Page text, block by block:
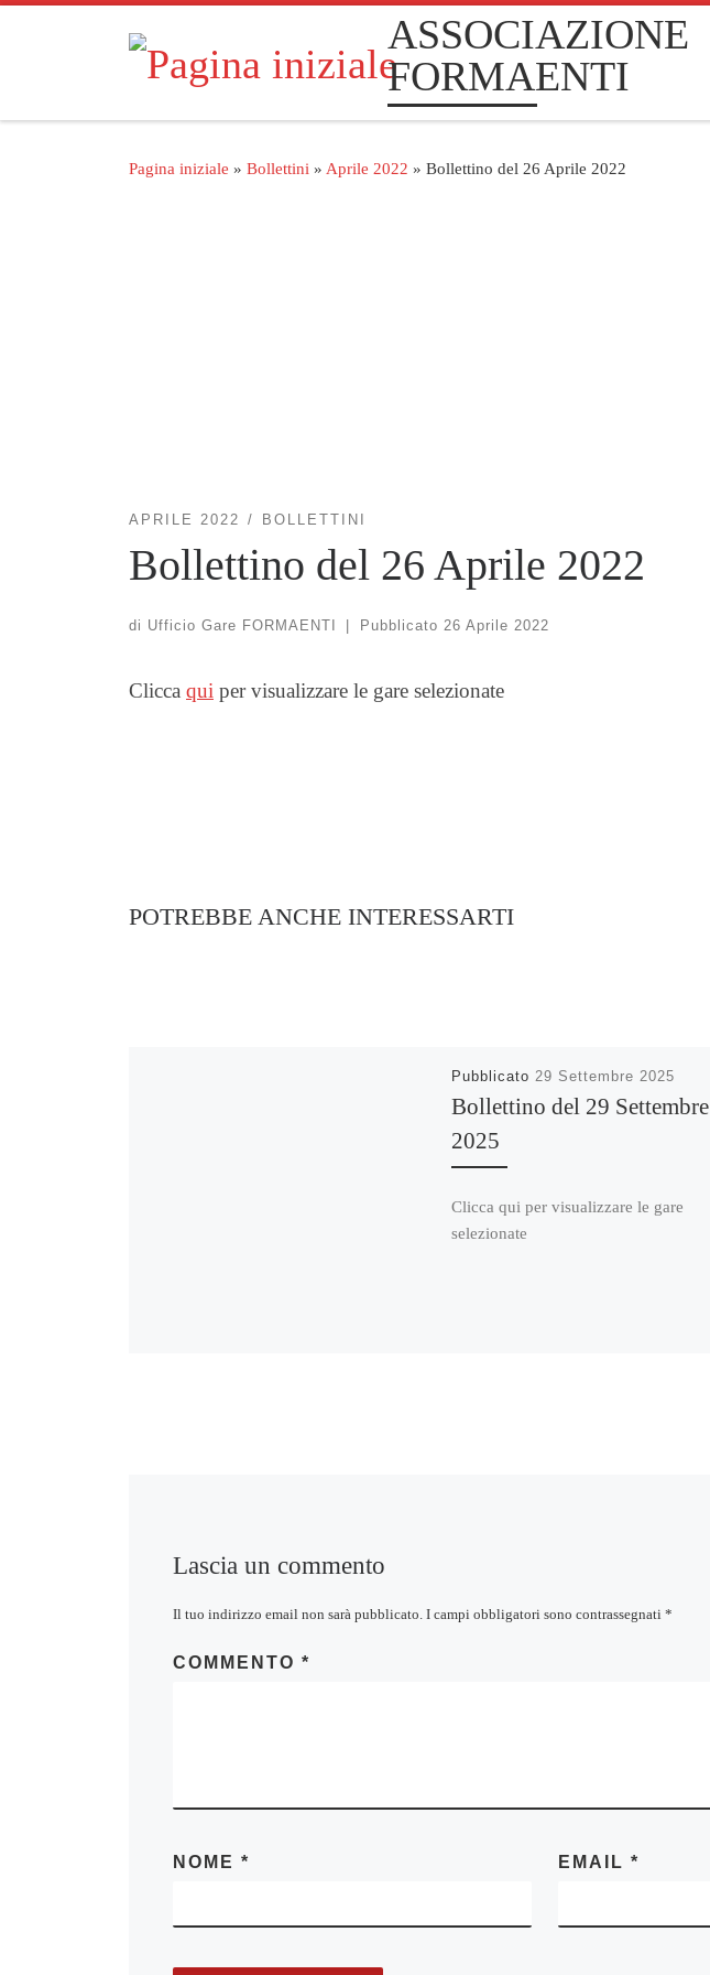
Passa al contenuto
ASSOCIAZIONE
FORMAENTI
Pagina iniziale » Bollettini » Aprile 2022 » Bollettino del 26 Aprile 2022
APRILE 2022 BOLLETTINI
Bollettino del 26 Aprile 2022
di Ufficio Gare FORMAENTI Pubblicato 26 Aprile 2022
Clicca qui per visualizzare le gare selezionate
POTREBBE ANCHE INTERESSARTI
Pubblicato 29 Settembre 2025
Bollettino del 29 Settembre
2025
Clicca qui per visualizzare le gare
selezionate
Lascia un commento
Il tuo indirizzo email non sarà pubblicato. I campi obbligatori sono contrassegnati *
COMMENTO *
NOME * EMAIL *